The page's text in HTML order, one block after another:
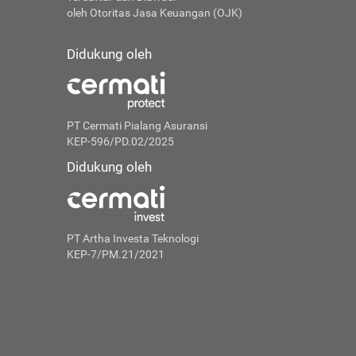
oleh Otoritas Jasa Keuangan (OJK)
Didukung oleh
PT Cermati Pialang Asuransi
KEP-596/PD.02/2025
Didukung oleh
PT Artha Investa Teknologi
KEP-7/PM.21/2021